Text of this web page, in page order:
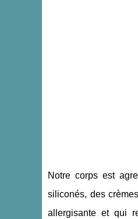
Notre corps est
siliconés, des
allergisante et qui